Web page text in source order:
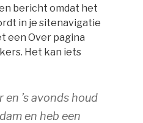
bericht omdat het
in je sitenavigatie
een Over pagina
Het kan iets
’s avonds houd
en heb een